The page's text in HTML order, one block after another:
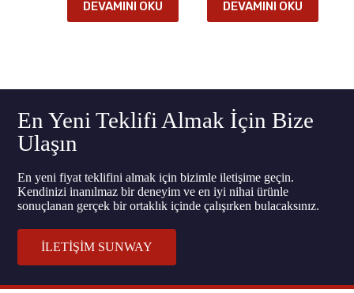
DEVAMINI OKU DEVAMINI OKU
En Yeni Teklifi Almak İçin Bize
Ulaşın
En yeni fiyat teklifini almak için bizimle iletişime geçin.
Kendinizi inanılmaz bir deneyim ve en iyi nihai ürünle
sonuçlanan gerçek bir ortaklık içinde çalışırken bulacaksınız.
İLETİŞİM SUNWAY